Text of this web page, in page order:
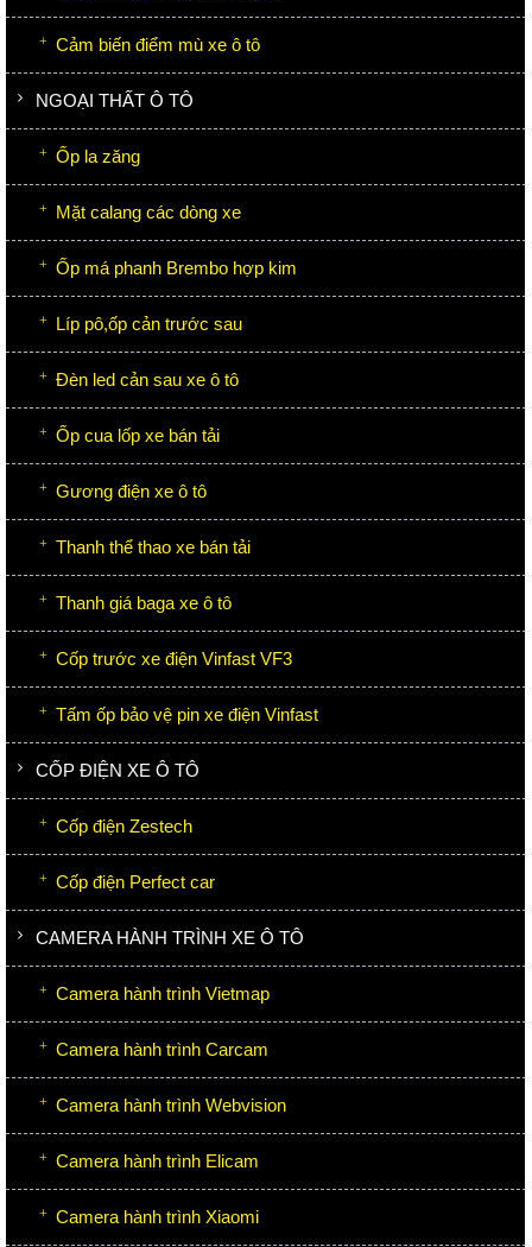
Cảm biến điểm mù xe ô tô
NGOẠI THẤT Ô TÔ
Ốp la zăng
Mặt calang các dòng xe
Ốp má phanh Brembo hợp kim
Líp pô,ốp cản trước sau
Đèn led cản sau xe ô tô
Ốp cua lốp xe bán tải
Gương điện xe ô tô
Thanh thể thao xe bán tải
Thanh giá baga xe ô tô
Cốp trước xe điện Vinfast VF3
Tấm ốp bảo vệ pin xe điện Vinfast
CỐP ĐIỆN XE Ô TÔ
Cốp điện Zestech
Cốp điện Perfect car
CAMERA HÀNH TRÌNH XE Ô TÔ
Camera hành trình Vietmap
Camera hành trình Carcam
Camera hành trình Webvision
Camera hành trình Elicam
Camera hành trình Xiaomi